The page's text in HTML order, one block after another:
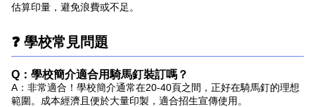
估算印量，避免浪費或不足。
❓ 學校常見問題
Q：學校簡介適合用騎馬釘裝訂嗎？
A：
範圍。成本經濟且便於大量印製，適合招生宣傳使用。